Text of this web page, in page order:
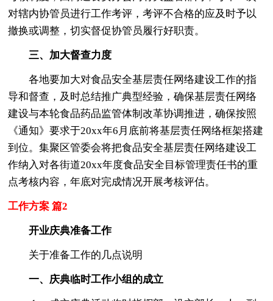
对辖内协管员进行工作考评，考评不合格的应及时予以
撤换或调整，切实督促协管员履行好职责。
三、加大督查力度
各地要加大对食品安全基层责任网络建设工作的指
导和督查，及时总结推广典型经验，确保基层责任网络
建设与本轮食品药品监管体制改革协调推进，确保按照
《通知》要求于20xx年6月底前将基层责任网络框架搭建
到位。集聚区管委会将把食品安全基层责任网络建设工
作纳入对各街道20xx年度食品安全目标管理责任书的重
点考核内容，年底对完成情况开展考核评估。
工作方案 篇2
开业庆典准备工作
关于准备工作的几点说明
一、庆典临时工作小组的成立